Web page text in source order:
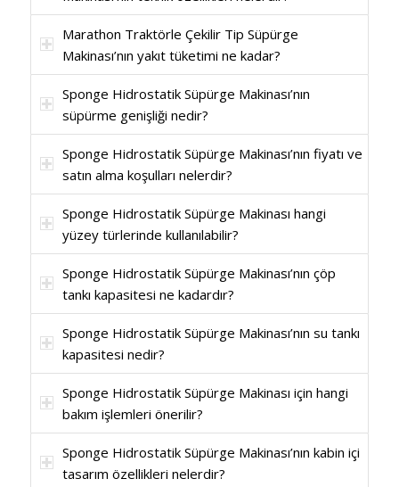
Marathon Traktörle Çekilir Tip Süpürge
Makinası’nın yakıt tüketimi ne kadar?
Sponge Hidrostatik Süpürge Makinası’nın
süpürme genişliği nedir?
Sponge Hidrostatik Süpürge Makinası’nın fiyatı ve
satın alma koşulları nelerdir?
Sponge Hidrostatik Süpürge Makinası hangi
yüzey türlerinde kullanılabilir?
Sponge Hidrostatik Süpürge Makinası’nın çöp
tankı kapasitesi ne kadardır?
Sponge Hidrostatik Süpürge Makinası’nın su tankı
kapasitesi nedir?
Sponge Hidrostatik Süpürge Makinası için hangi
bakım işlemleri önerilir?
Sponge Hidrostatik Süpürge Makinası’nın kabin içi
tasarım özellikleri nelerdir?